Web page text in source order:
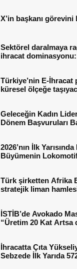
X’in başkanı görevini
Sektörel daralmaya
ihracat dominasyonu:
Türkiye’nin E-İhracat
küresel ölçeğe
Geleceğin Kadın
Dönem Başvuruları
2026’nın İlk
Büyümenin
Türk şirketten Afrika
stratejik liman
İSTİB’de Avokado
“Üretim 20 Kat Artsa
İhracatta Çıta
Sebzede İlk Yarıda